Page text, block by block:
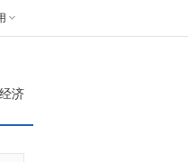
经济